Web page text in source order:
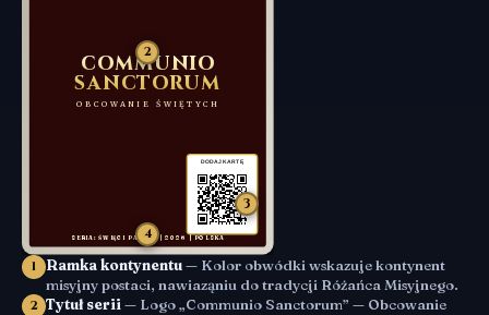
COMMUNIO
SANCTORUM
OBCOWANIE ŚWIĘTYCH
DODAJ KARTĘ
SERIA: ŚWIĘCI PAŃSCY | 2026 | POLSKA
2
3
4
1 Ramka kontynentu— Kolor obwódki wskazuje kontynent
misyjny postaci, nawiaząniu do tradycji Różańca Misyjnego.
2 Tytuł serii — Logo „Communio Sanctorum” — Obcowanie